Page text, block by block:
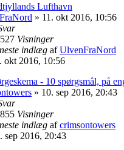
Lufthavn
» 11. okt 2016, 10:56
Visninger
indlæg afUlvenFraNord
okt 2016, 10:56
- 10 spørgsmål, på
» 10. sep 2016, 20:43
Visninger
indlæg afcrimsontowers
sep 2016, 20:43